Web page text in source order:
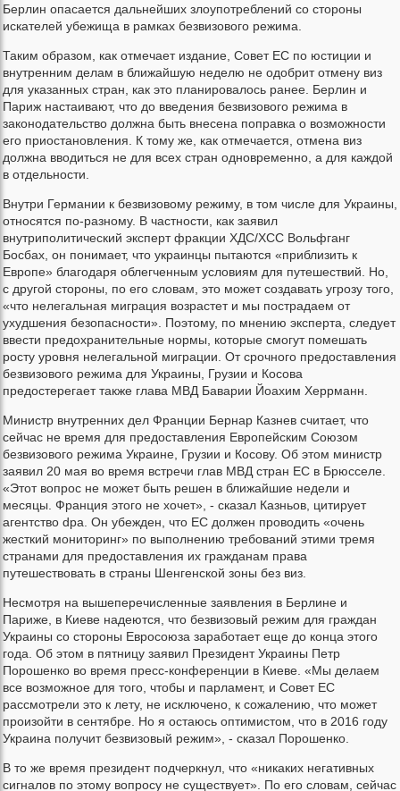
Берлин опасается дальнейших злоупотреблений со стороны
искателей убежища в рамках безвизового режима.
Таким образом, как отмечает издание, Совет ЕС по юстиции и
внутренним делам в ближайшую неделю не одобрит отмену виз
для указанных стран, как это планировалось ранее. Берлин и
Париж настаивают, что до введения безвизового режима в
законодательство должна быть внесена поправка о возможности
его приостановления. К тому же, как отмечается, отмена виз
должна вводиться не для всех стран одновременно, а для каждой
в отдельности.
Внутри Германии к безвизовому режиму, в том числе для Украины,
относятся по-разному. В частности, как заявил
внутриполитический эксперт фракции ХДС/ХСС Вольфганг
Босбах, он понимает, что украинцы пытаются «приблизить к
Европе» благодаря облегченным условиям для путешествий. Но,
с другой стороны, по его словам, это может создавать угрозу того,
«что нелегальная миграция возрастет и мы пострадаем от
ухудшения безопасности». Поэтому, по мнению эксперта, следует
ввести предохранительные нормы, которые смогут помешать
росту уровня нелегальной миграции. От срочного предоставления
безвизового режима для Украины, Грузии и Косова
предостерегает также глава МВД Баварии Йоахим Херрманн.
Министр внутренних дел Франции Бернар Казнев считает, что
сейчас не время для предоставления Европейским Союзом
безвизового режима Украине, Грузии и Косову. Об этом министр
заявил 20 мая во время встречи глав МВД стран ЕС в Брюсселе.
«Этот вопрос не может быть решен в ближайшие недели и
месяцы. Франция этого не хочет», - сказал Казньов, цитирует
агентство dpa. Он убежден, что ЕС должен проводить «очень
жесткий мониторинг» по выполнению требований этими тремя
странами для предоставления их гражданам права
путешествовать в страны Шенгенской зоны без виз.
Несмотря на вышеперечисленные заявления в Берлине и
Париже, в Киеве надеются, что безвизовый режим для граждан
Украины со стороны Евросоюза заработает еще до конца этого
года. Об этом в пятницу заявил Президент Украины Петр
Порошенко во время пресс-конференции в Киеве. «Мы делаем
все возможное для того, чтобы и парламент, и Совет ЕС
рассмотрели это к лету, не исключено, к сожалению, что может
произойти в сентябре. Но я остаюсь оптимистом, что в 2016 году
Украина получит безвизовый режим», - сказал Порошенко.
В то же время президент подчеркнул, что «никаких негативных
сигналов по этому вопросу не существует». По его словам, сейчас